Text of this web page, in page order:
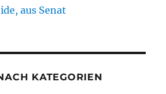
aus Senat
KATEGORIEN